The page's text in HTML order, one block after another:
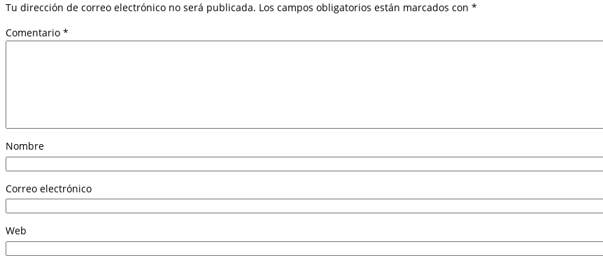
Tu dirección de correo electrónico no será publicada. Los campos obligatorios están marcados con *
Comentario *
Nombre
Correo electrónico
Web